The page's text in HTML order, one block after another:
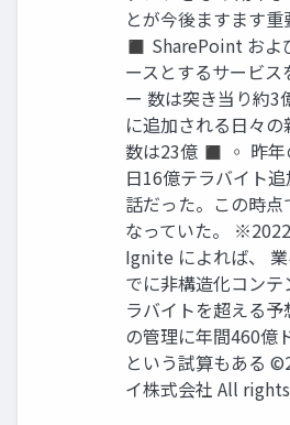
とが今後ますます
◼ SharePoint およ
ースとするサービ
ー 数は突き当り約
に追加される日々
数は23億 ◼ ◦ 昨年
日16億テラバイト
話だった。この時点
なっていた。
Ignite によれば、
でに非構造化コン
ラバイトを超える
の管理に年間460億
という試算もある
イ株式会社 All